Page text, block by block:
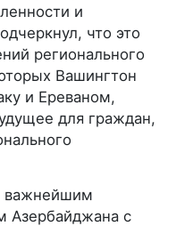
и
что это
регионального
Вашингтон
и Ереваном,
для граждан,
важнейшим
Азербайджана с